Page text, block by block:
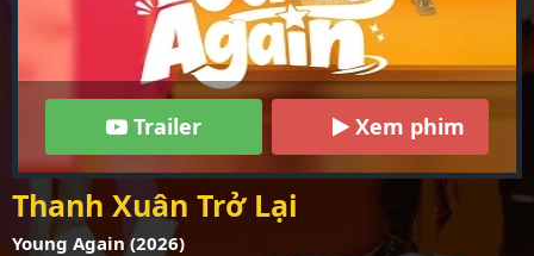
Trailer Xem phim
Thanh Xuân Trở Lại
Young Again (2026)